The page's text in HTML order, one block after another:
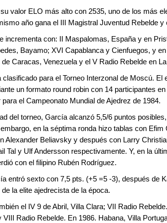
valor ELO más alto con 2535, uno de los más
año gana el III Magistral Juventud Rebelde y
incrementa con: II Maspalomas, España y en
Bayamo; XVI Capablanca y Cienfuegos, y
Caracas, Venezuela y el V Radio Rebelde en
clasificado para el Torneo Interzonal de Moscú.
un formato round robin con 14 participantes
el Campeonato Mundial de Ajedrez de 1984.
del torneo, García alcanzó 5,5/6 puntos
en la séptima ronda hizo tablas con
Alexander Beliavsky y después con Larry
Tal y Ulf Andersson respectivamente. Y, en la
con el filipino Rubén Rodríguez.
entró sexto con 7,5 pts. (+5 =5 -3), después de
la elite ajedrecista de la época.
el IV 9 de Abril, Villa Clara; VII Radio
VIII Radio Rebelde. En 1986. Habana, Villa